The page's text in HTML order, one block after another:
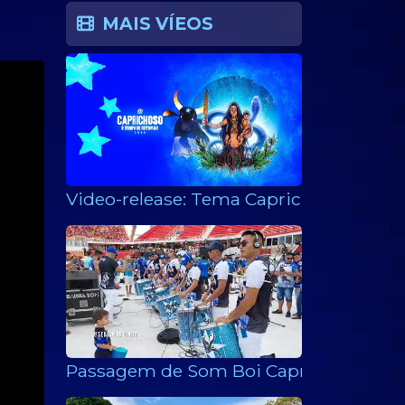
MAIS VÍEOS
Video-release: Tema Caprichoso 2025
Passagem de Som Boi Caprichoso